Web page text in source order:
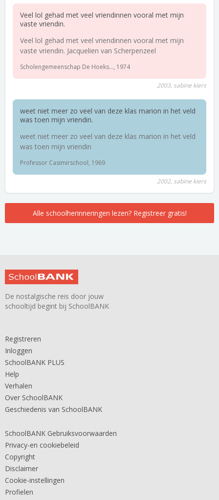
Veel lol gehad met veel vriendinnen vooral met mijn
vaste vriendin.
Veel lol gehad met veel vriendinnen vooral met mijn
vaste vriendin. Jacquelien van Scherpenzeel
Scholengemeenschap De Hoeks..., 1974
2003, sabine kiers
weet niet meer zo veel van deze klas marion in het veld
was toen mijn vriendin.
weet niet meer zo veel van deze klas marion in het veld
was toen mijn vriendin
Professor Casimirschool, 1969
2002, sabine kiers
Alle schoolherinneringen lezen? Registreer gratis!
De nostalgische reis door jouw
schooltijd begint bij SchoolBANK
Registreren
Inloggen
SchoolBANK PLUS
Help
Verhalen
Over SchoolBANK
Geschiedenis van SchoolBANK
SchoolBANK Gebruiksvoorwaarden
Privacy-en cookiebeleid
Copyright
Disclaimer
Cookie-instellingen
Profielen